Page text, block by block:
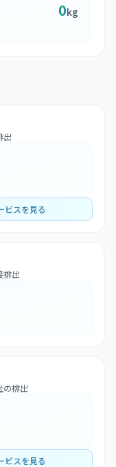
0kg
出
ビスを見る
排出
の排出
ビスを見る